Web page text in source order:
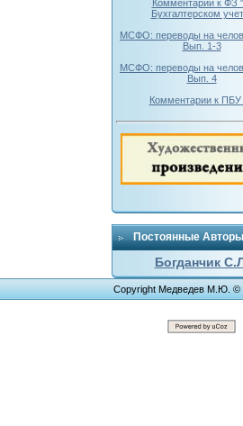
Комментарии к ФЗ
Бухгалтерском
МСФО: переводы на
Вып. 1-3
МСФО: переводы на
Вып. 4
Комментарии к ПБУ
Постоянные Авторы
Богданчик
Copyright Медведев М.Ю. ©